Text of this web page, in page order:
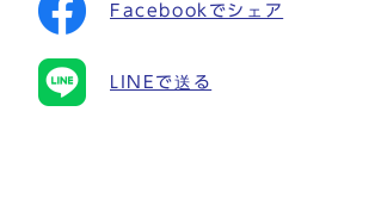
Facebookでシェア
LINEで送る